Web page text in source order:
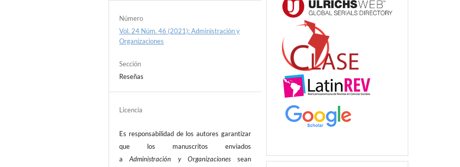
Número
Vol. 24 Núm. 46 (2021): Administración y
Organizaciones
Sección
Reseñas
Licencia
Es responsabilidad de los autores garantizar
que los manuscritos enviados
aAdministración y Organizaciones sean